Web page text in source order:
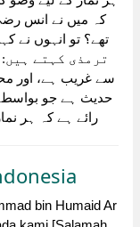
کہ میں نے انس
سے غریب ہے، اور
رائے ہے کہ ہر
bin Humaid Ar